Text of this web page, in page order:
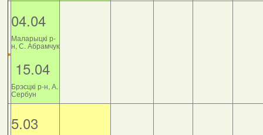
04.04
Маларыцкі р-
н, С. Абрамчук
15.04
Брэсцкі р-н, А.
Сербун
5.03